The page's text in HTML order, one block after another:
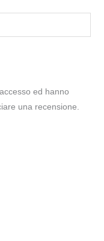
ed hanno
una recensione.